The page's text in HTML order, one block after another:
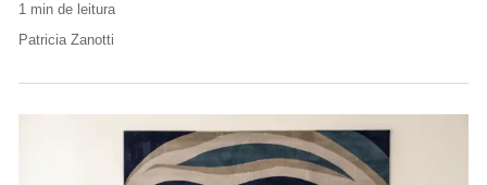
1 min de leitura
Patricia Zanotti